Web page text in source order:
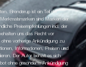
Brenderup ist ein Teil der
sind Marken der
Preisempfehlungen incl. der
uns das Recht vor
vorherige Ankündigung zu
Informationen, Preisen und
Der Autor behält es sich
ohne gesonderte Ankündigung